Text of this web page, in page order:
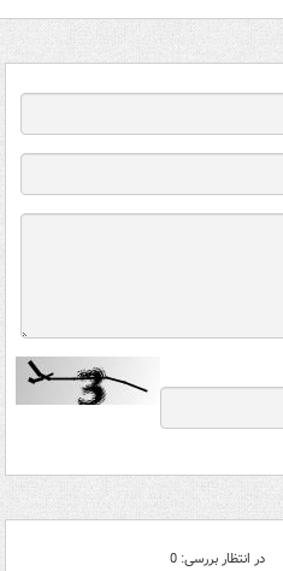
در انتظار بررسی: 0